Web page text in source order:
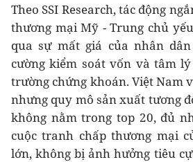
Theo SSI Research, tác động
thương mại Mỹ - Trung chủ
qua sự mất giá của nhân
cường kiểm soát vốn và tâm
trường chứng khoán. Việt Nam
nhưng quy mô sản xuất tương
không nằm trong top 20, đủ
cuộc tranh chấp thương mại
lớn, không bị ảnh hưởng tiêu